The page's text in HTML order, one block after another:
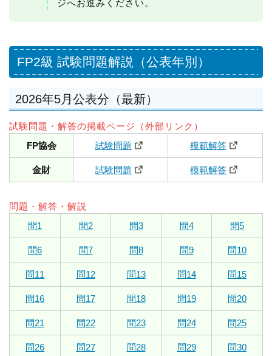
ジへお進みください。
FP2級 試験問題解説（公表年別）
2026年5月公表分（最新）
試験問題・解答の掲載ページ（外部リンク）
FP協会
試験問題 模範解答
金財 試験問題 模範解答
問題・解答・解説
問1
問2 問3 問4 問5
問6 問7 問8 問9 問10
問11 問12 問13 問14 問15
問16 問17 問18 問19 問20
問21 問22 問23 問24 問25
問26 問27 問28 問29 問30